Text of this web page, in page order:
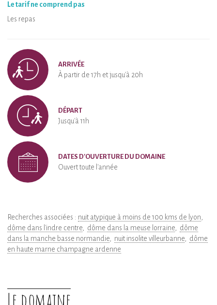
Le tarif ne comprend pas
Les repas
ARRIVÉE
À partir de 17h et jusqu'à 20h
DÉPART
Jusqu'à 11h
DATES D'OUVERTURE DU DOMAINE
Ouvert toute l'année
Recherches associées : nuit atypique à moins de 100 kms de lyon
dôme dans l'indre centre
dôme dans la meuse lorraine
dôme
dans la manche basse normandie
nuit insolite villeurbanne
dôme
en haute marne champagne ardenne
Le domaine